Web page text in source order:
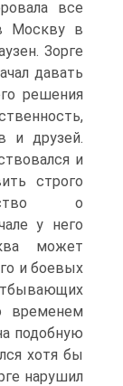
все
Москву в
Зорге
давать
решения
и друзей.
и
строго
о
у него
может
и боевых
временем
подобную
хотя бы
нарушил